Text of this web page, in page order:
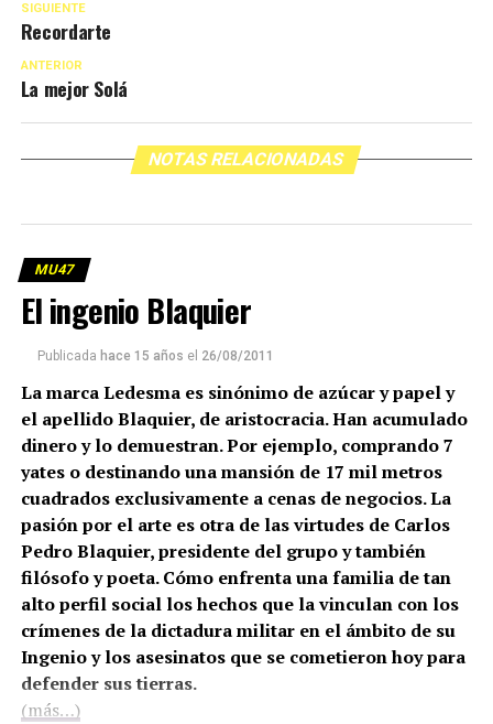
SIGUIENTE
Recordarte
ANTERIOR
La mejor Solá
NOTAS RELACIONADAS
MU47
El ingenio Blaquier
Publicada hace 15 años el 26/08/2011
La marca Ledesma es sinónimo de azúcar y papel y
el apellido Blaquier, de aristocracia. Han acumulado
dinero y lo demuestran. Por ejemplo, comprando 7
yates o destinando una mansión de 17 mil metros
cuadrados exclusivamente a cenas de negocios. La
pasión por el arte es otra de las virtudes de Carlos
Pedro Blaquier, presidente del grupo y también
filósofo y poeta. Cómo enfrenta una familia de tan
alto perfil social los hechos que la vinculan con los
crímenes de la dictadura militar en el ámbito de su
Ingenio y los asesinatos que se cometieron hoy para
defender sus tierras.
(más…)